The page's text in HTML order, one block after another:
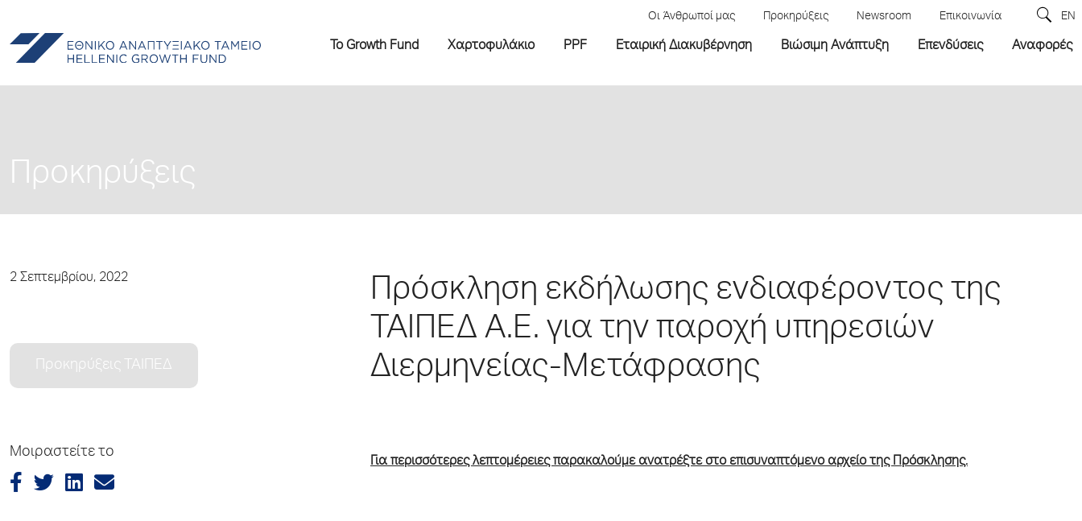
Οι Άνθρωποί μας Προκηρύξεις Newsroom Επικοινωνία EN
Το Growth Fund Χαρτοφυλάκιο PPF Εταιρική Διακυβέρνηση Βιώσιμη Ανάπτυξη Επενδύσεις Αναφορές
Προκηρύξεις
2 Σεπτεμβρίου, 2022
Προκηρύξεις ΤΑΙΠΕΔ
Μοιραστείτε το
Πρόσκληση εκδήλωσης ενδιαφέροντος της
ΤΑΙΠΕΔ Α.Ε. για την παροχή υπηρεσιών
Διερμηνείας-Μετάφρασης
Για περισσότερες λεπτομέρειες παρακαλούμε ανατρέξτε στο επισυναπτόμενο αρχείο της Πρόσκλησης.